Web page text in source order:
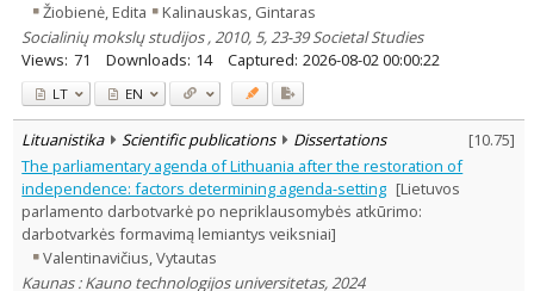
Žiobienė, Edita
Kalinauskas, Gintaras
Socialinių mokslų studijos , 2010, 5, 23-39 Societal Studies
Views: 71 Downloads: 14 Captured: 2026-08-02 00:00:22
LT EN
Lituanistika Scientific publications Dissertations [10.75]
The parliamentary agenda of Lithuania after the restoration of
independence: factors determining agenda-setting [Lietuvos
parlamento darbotvarkė po nepriklausomybės atkūrimo:
darbotvarkės formavimą lemiantys veiksniai]
Valentinavičius, Vytautas
Kaunas : Kauno technologijos universitetas, 2024